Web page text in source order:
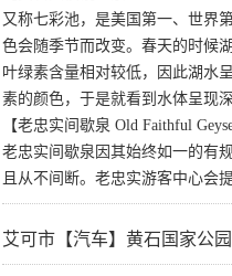
又称七彩池，是美国第一、世界
色会随季节而改变。春天的时候
叶绿素含量相对较低，因此湖水
素的颜色，于是就看到水体呈现
【老忠实间歇泉 Old Faithful
老忠实间歇泉因其始终如一的有
且从不间断。老忠实游客中心会
艾可市【汽车】黄石国家公